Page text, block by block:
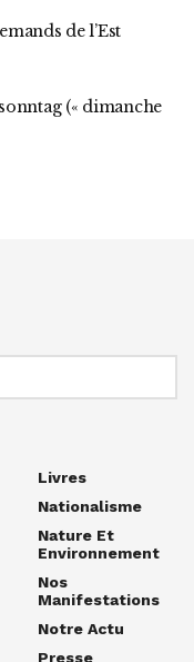
de l’Est
(« dimanche
Livres
Nationalisme
Nature Et
Environnement
Nos
Manifestations
Notre Actu
Presse